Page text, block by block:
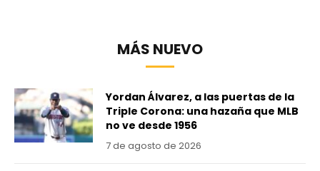
MÁS NUEVO
Yordan Álvarez, a las puertas de la
Triple Corona: una hazaña que MLB
no ve desde 1956
7 de agosto de 2026